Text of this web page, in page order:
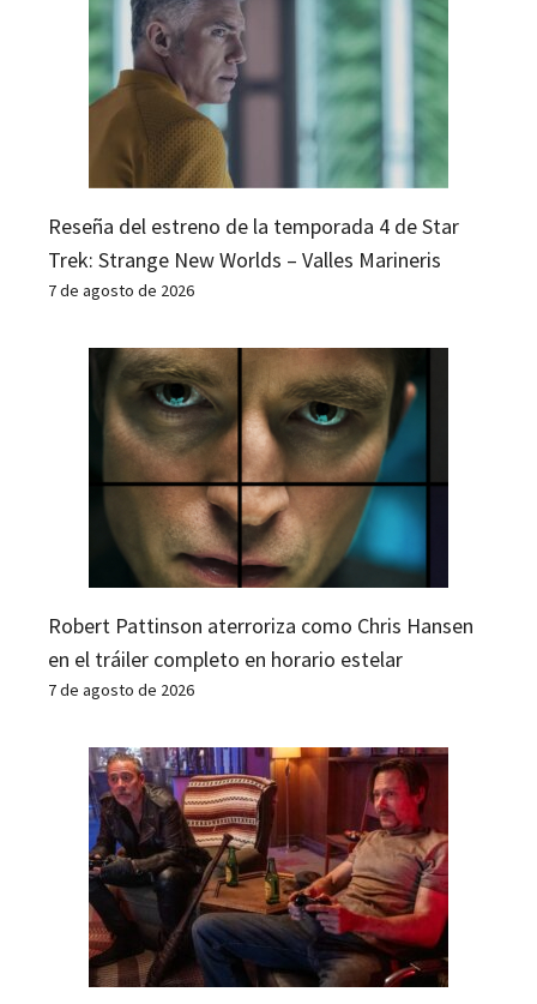
Reseña del estreno de la temporada 4 de Star
Trek: Strange New Worlds – Valles Marineris
7 de agosto de 2026
Robert Pattinson aterroriza como Chris Hansen
en el tráiler completo en horario estelar
7 de agosto de 2026